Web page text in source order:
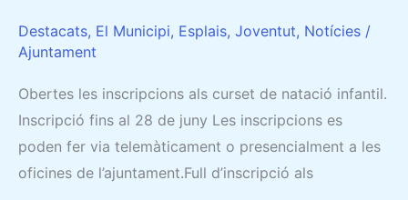
Destacats, El Municipi, Esplais, Joventut, Notícies /
Ajuntament
Obertes les inscripcions als curset de natació infantil.
Inscripció fins al 28 de juny Les inscripcions es
poden fer via telemàticament o presencialment a les
oficines de l’ajuntament.Full d’inscripció als